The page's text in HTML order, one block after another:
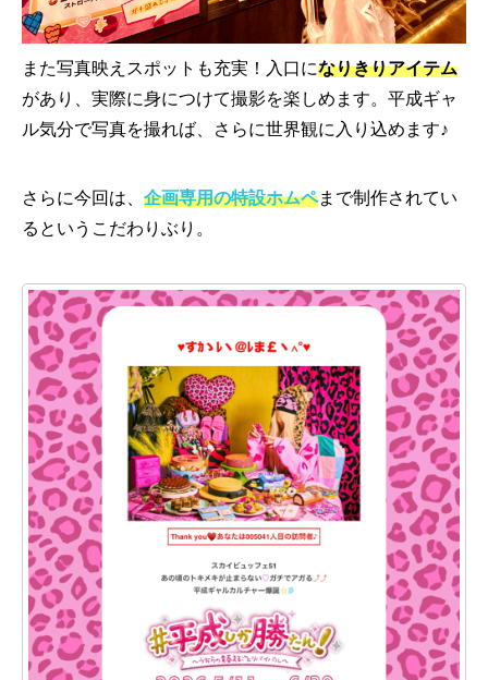
また写真映えスポットも充実！入口になりきりアイテム
があり、実際に身につけて撮影を楽しめます。平成ギャ
ル気分で写真を撮れば、さらに世界観に入り込めます♪
さらに今回は、 企画専用の特設ホムペまで制作されてい
るというこだわりぶり。